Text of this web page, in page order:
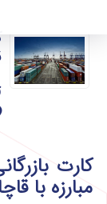
کارت
مبارزه با